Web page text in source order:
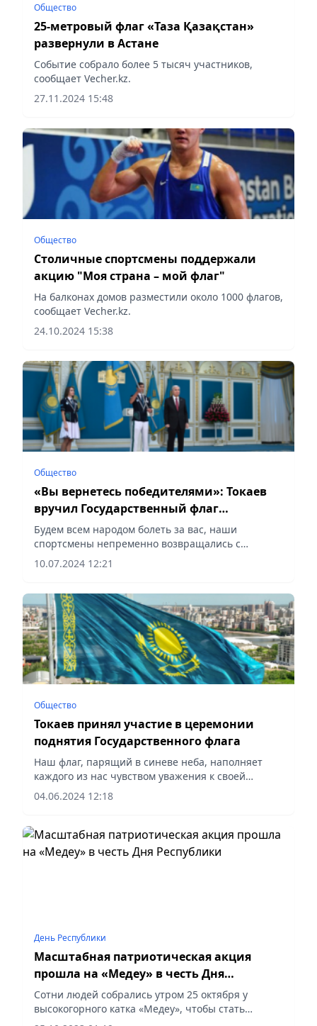
Общество
25-метровый флаг «Таза Қазақстан»
развернули в Астане
Событие собрало более 5 тысяч участников,
сообщает Vecher.kz.
27.11.2024 15:48
Общество
Столичные спортсмены поддержали
акцию "Моя страна – мой флаг"
На балконах домов разместили около 1000 флагов,
сообщает Vecher.kz.
24.10.2024 15:38
Общество
«Вы вернетесь победителями»: Токаев
вручил Государственный флаг
олимпийцам
Будем всем народом болеть за вас, наши
спортсмены непременно возвращались с
наградами, отметил Президент
10.07.2024 12:21
Общество
Токаев принял участие в церемонии
поднятия Государственного флага
Наш флаг, парящий в синеве неба, наполняет
каждого из нас чувством уважения к своей
Отчизне, отметил Глава государства
04.06.2024 12:18
День Республики
Масштабная патриотическая акция
прошла на «Медеу» в честь Дня
Республики
Сотни людей собрались утром 25 октября у
высокогорного катка «Медеу», чтобы стать
свидетелями поднятия самого большого в стране